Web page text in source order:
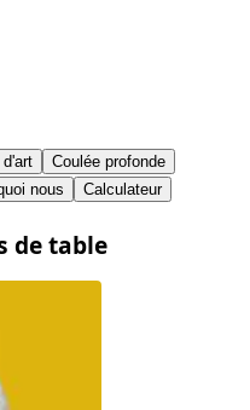
d'art
Coulée profonde
nous Calculateur
de table